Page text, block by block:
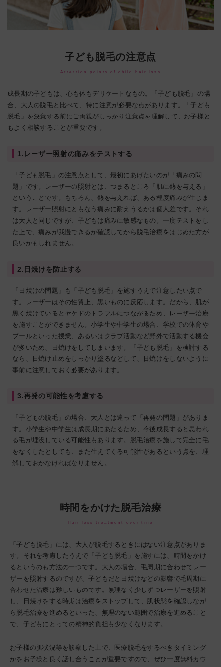
子ども脱毛の注意点
Attention points of child hair loss
成長期の子どもは、心も体もデリケートなもの。「子ども脱毛」の場
合、大人の脱毛と比べて、特に注意が必要な点があります。「子ども
脱毛」を決意する前にご両親がしっかり注意点を理解して、お子様と
もよく相談することが重要です。
1.レーザー照射の痛みをテストする
「子ども脱毛」の注意点として、最初にあげたいのが「痛みの問
題」です。レーザーの照射とは、つまるところ「肌に熱を与える」
ということです。もちろん、熱を与えれば、ある程度痛みが生じま
す。レーザー照射にともなう痛みに耐えうるかは個人差です。それ
は大人と同じですが、子どもは痛みに敏感なもの。一度テストをし
た上で、痛みが我慢できるか確認してから脱毛治療をはじめた方が
良いかもしれません。
2.日焼けを防止する
「日焼けの問題」も「子ども脱毛」を施すうえで注意したい点で
す。レーザーはその性質上、黒いものに反応します。だから、肌が
黒く焼けているとヤケドのトラブルにつながるため、レーザー治療
を施すことができません。小学生や中学生の場合、学校での体育や
プールといった授業、あるいはクラブ活動など野外で活動する機会
が多いため、日焼けをしてしまいます。「子ども脱毛」を検討する
なら、日焼け止めをしっかり塗るなどして、日焼けをしないように
事前に注意しておく必要があります。
3.再発の可能性を考慮する
「子どもの脱毛」の場合、大人とは違って「再発の問題」がありま
す。小学生や中学生は成長期にあたるため、今後成長すると思われ
る毛が埋没している可能性もあります。脱毛治療を施して完全に毛
をなくしたとしても、また生えてくる可能性があるという点を、理
解しておかなければなりません。
時間をかけた脱毛治療
Hair loss treatment over time
「子ども脱毛」には、大人が脱毛するときにはない注意点がありま
す。それを考慮したうえで「子ども脱毛」を施すには、時間をかけ
るというのも方法の一つです。大人の場合、毛周期に合わせてレー
ザーを照射するのですが、子どもだと日焼けなどの影響で毛周期に
合わせた治療は難しいものです。無理なく少しずつレーザーを照射
し、日焼けをする時期は治療をストップして、肌状態を確認しなが
ら脱毛治療を進めるといった、無理のない範囲で治療を進めること
で、子どもにとっての精神的負担も少なくなります。
お子様の肌状況等を診察した上で、医療脱毛をするべきタイミング
かをお子様と良く話し合うことが重要ですので、ぜひ一度無料カウ